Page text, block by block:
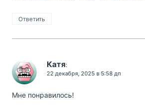
Ответить
Катя:
22 декабря, 2025 в 5:58 дп
Мне понравилось!